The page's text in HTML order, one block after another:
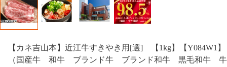
【カネ吉山本】近江牛すきやき用[選] 【1kg】【Y084W1】
（国産牛 和牛 ブランド牛 ブランド和牛 黒毛和牛 牛